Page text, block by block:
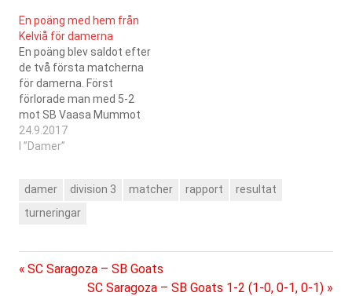
En poäng med hem från
Kelviå för damerna
En poäng blev saldot efter
de två första matcherna
för damerna. Först
förlorade man med 5-2
mot SB Vaasa Mummot
och sedan delade man
poängen med Jeppis FBC.
23.09.2017SC Saragoza-
Jeppis FBC1-
Tabellen ser ut så här
efter den första
24.9.2017
I ”Damer”
damer division 3 matcher rapport
resultat
turneringar
Inläggsnavigering
Föregående
SC Saragoza – SB Goats
Nästa
SC Saragoza – SB Goats 1-2 (1-0, 0-1, 0-1)